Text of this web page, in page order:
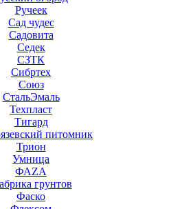
Ручеек
Сад чудес
Садовита
Седек
СЗТК
Сибртех
Союз
СтальЭмаль
Техпласт
Тигард
питомник
Трион
Умница
ФАZА
грунтов
Фаско